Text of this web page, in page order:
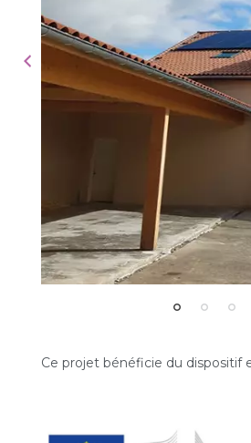
Ce projet bénéficie du dispositif